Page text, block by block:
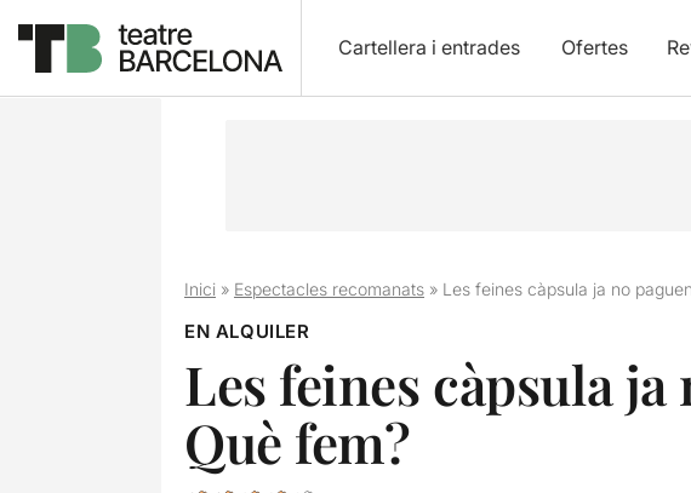
Cartellera i entrades Ofertes
Inici» Espectacles recomanats» Les feines càpsula ja no
EN ALQUILER
Les feines càpsula
Què fem?